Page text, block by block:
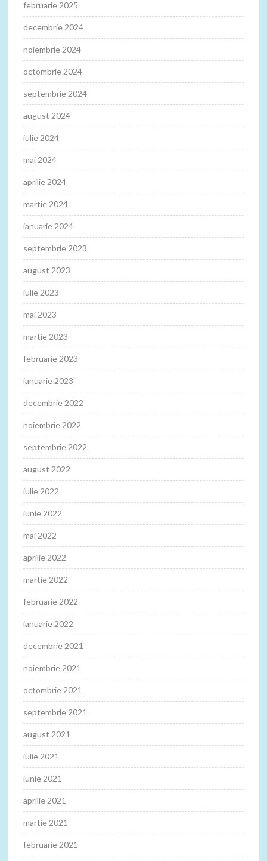
februarie 2025
decembrie 2024
noiembrie 2024
octombrie 2024
septembrie 2024
august 2024
iulie 2024
mai 2024
aprilie 2024
martie 2024
ianuarie 2024
septembrie 2023
august 2023
iulie 2023
mai 2023
martie 2023
februarie 2023
ianuarie 2023
decembrie 2022
noiembrie 2022
septembrie 2022
august 2022
iulie 2022
iunie 2022
mai 2022
aprilie 2022
martie 2022
februarie 2022
ianuarie 2022
decembrie 2021
noiembrie 2021
octombrie 2021
septembrie 2021
august 2021
iulie 2021
iunie 2021
aprilie 2021
martie 2021
februarie 2021